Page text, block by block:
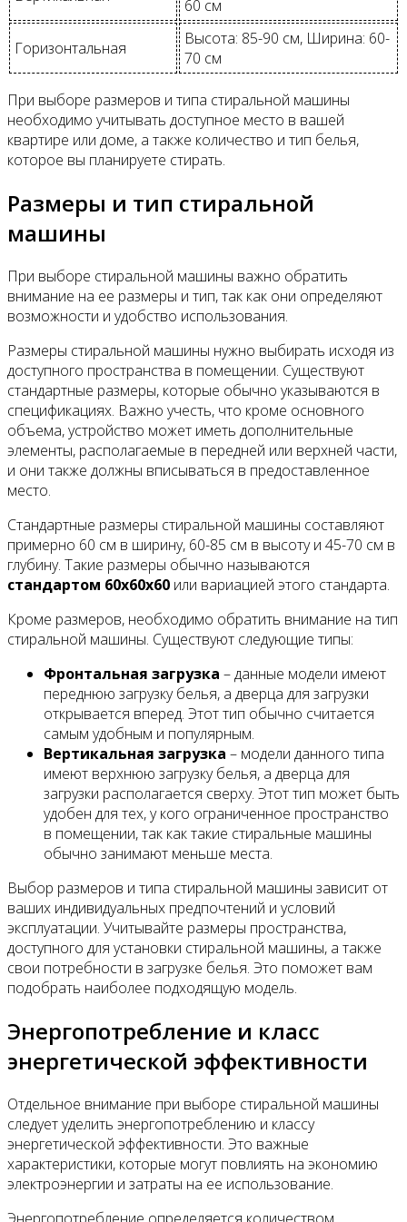
60 см
Горизонтальная
Высота: 85-90 см, Ширина: 60-
70 см
При выборе размеров и типа стиральной машины
необходимо учитывать доступное место в вашей
квартире или доме, а также количество и тип белья,
которое вы планируете стирать.
Размеры и тип стиральной
машины
При выборе стиральной машины важно обратить
внимание на ее размеры и тип, так как они определяют
возможности и удобство использования.
Размеры стиральной машины нужно выбирать исходя из
доступного пространства в помещении. Существуют
стандартные размеры, которые обычно указываются в
спецификациях. Важно учесть, что кроме основного
объема, устройство может иметь дополнительные
элементы, располагаемые в передней или верхней части,
и они также должны вписываться в предоставленное
место.
Стандартные размеры стиральной машины составляют
примерно 60 см в ширину, 60-85 см в высоту и 45-70 см в
глубину. Такие размеры обычно называются
стандартом 60х60х60 или вариацией этого стандарта.
Кроме размеров, необходимо обратить внимание на тип
стиральной машины. Существуют следующие типы:
Фронтальная загрузка – данные модели имеют
переднюю загрузку белья, а дверца для загрузки
открывается вперед. Этот тип обычно считается
самым удобным и популярным.
Вертикальная загрузка – модели данного типа
имеют верхнюю загрузку белья, а дверца для
загрузки располагается сверху. Этот тип может быть
удобен для тех, у кого ограниченное пространство
в помещении, так как такие стиральные машины
обычно занимают меньше места.
Выбор размеров и типа стиральной машины зависит от
ваших индивидуальных предпочтений и условий
эксплуатации. Учитывайте размеры пространства,
доступного для установки стиральной машины, а также
свои потребности в загрузке белья. Это поможет вам
подобрать наиболее подходящую модель.
Энергопотребление и класс
энергетической эффективности
Отдельное внимание при выборе стиральной машины
следует уделить энергопотреблению и классу
энергетической эффективности. Это важные
характеристики, которые могут повлиять на экономию
электроэнергии и затраты на ее использование.